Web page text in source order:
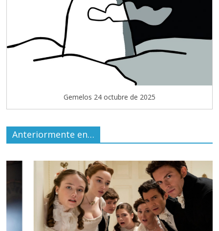
Gemelos 24 octubre de 2025
Anteriormente en…